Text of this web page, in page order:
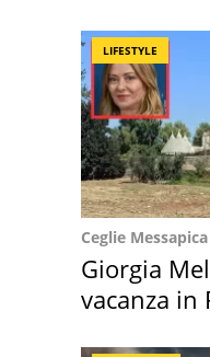
LIFESTYLE
Ceglie Messapica
Giorgia
vacanza in